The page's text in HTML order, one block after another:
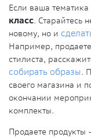
Если ваша тематика
класс. Старайтесь
новому, но и
Например,
стилиста,
собирать образы.
своего магазина и
окончании
комплекты.
Продаете продукты